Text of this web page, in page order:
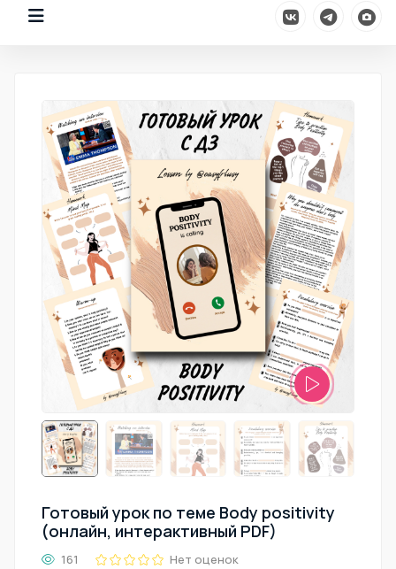
Готовый урок по теме Body positivity
(онлайн, интерактивный PDF)
161 Нет оценок